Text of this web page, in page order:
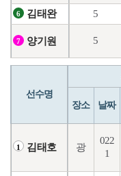
6 김태완 5
7 양기원 5
선수명
장소 날짜
1 김태호 광
022
1